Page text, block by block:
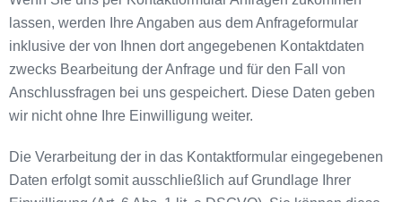
lassen, werden Ihre Angaben aus dem Anfrageformular
inklusive der von Ihnen dort angegebenen Kontaktdaten
zwecks Bearbeitung der Anfrage und für den Fall von
Anschlussfragen bei uns gespeichert. Diese Daten geben
wir nicht ohne Ihre Einwilligung weiter.
Die Verarbeitung der in das Kontaktformular eingegebenen
Daten erfolgt somit ausschließlich auf Grundlage Ihrer